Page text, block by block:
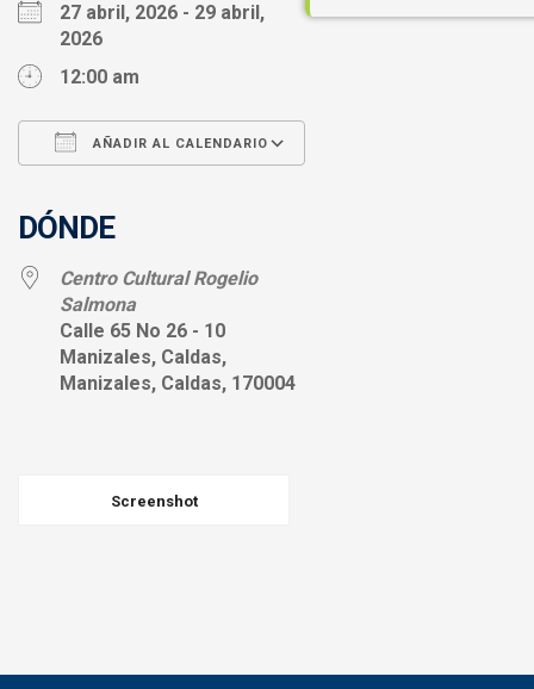
27 abril, 2026 - 29 abril,
2026
12:00 am
AÑADIR AL CALENDARIO
DÓNDE
Centro Cultural Rogelio
Salmona
Calle 65 No 26 - 10
Manizales, Caldas,
Manizales, Caldas, 170004
Screenshot